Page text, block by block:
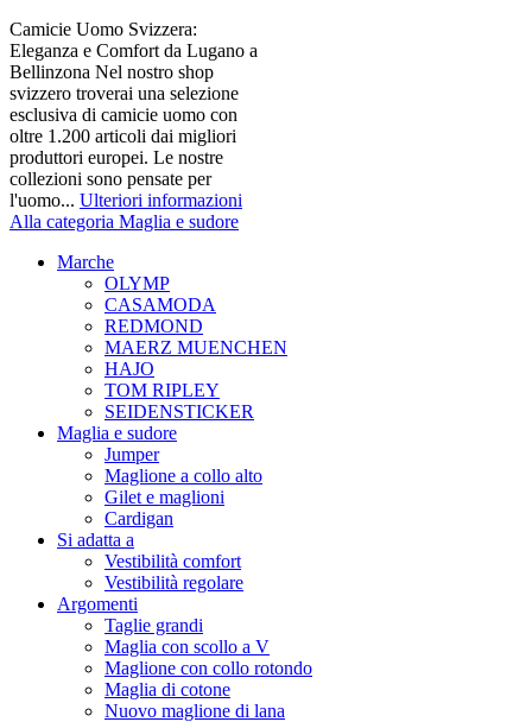
Camicie Uomo Svizzera:
Eleganza e Comfort da Lugano a
Bellinzona Nel nostro shop
svizzero troverai una selezione
esclusiva di camicie uomo con
oltre 1.200 articoli dai migliori
produttori europei. Le nostre
collezioni sono pensate per
l'uomo... Ulteriori informazioni
Alla categoria Maglia e sudore
Marche
OLYMP
CASAMODA
REDMOND
MAERZ MUENCHEN
HAJO
TOM RIPLEY
SEIDENSTICKER
Maglia e sudore
Jumper
Maglione a collo alto
Gilet e maglioni
Cardigan
Si adatta a
Vestibilità comfort
Vestibilità regolare
Argomenti
Taglie grandi
Maglia con scollo a V
Maglione con collo rotondo
Maglia di cotone
Nuovo maglione di lana